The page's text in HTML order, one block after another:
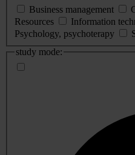
Business management
Resources
Information
Psychology, psychoterapy
study mode: